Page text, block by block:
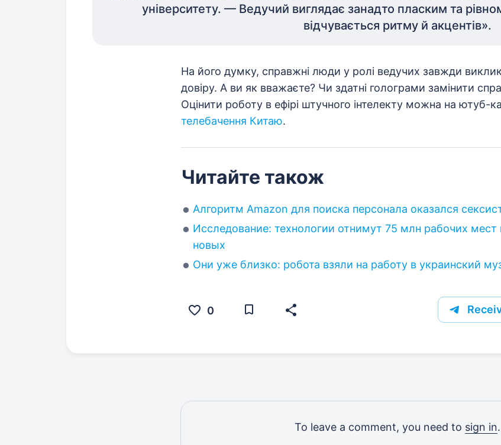
університету. — Ведучий виглядає занадто пласким та
відчувається ритму й акцентів».
На його думку, справжні люди у ролі ведучих завжди
довіру. А ви як вважаєте? Чи здатні голограми замінити
Оцінити роботу в ефірі штучного інтелекту можна на ютуб-
телебачення Китаю.
Читайте також
Алгоритм Amazon для поиска персонала оказался
Исследование: технологии отнимут 75 млн рабочих мест
новых
Они уже близко: робота взяли на работу в украинский
0
To leave a comment, you need to sign in.